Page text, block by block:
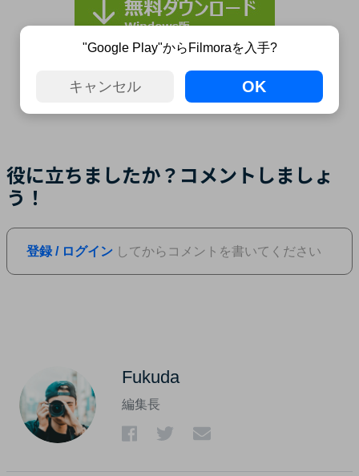
役に立ちましたか？コメントしましょ
う！
登録 / ログイン してからコメントを書いてください
Fukuda
編集長
"Google Play"からFilmoraを入手?
キャンセル OK